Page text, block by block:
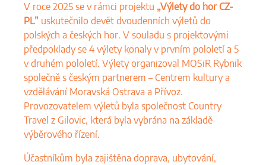
V roce 2025 se v rámci projektu „Výlety do hor CZ-
PL” uskutečnilo devět dvoudenních výletů do
polských a českých hor. V souladu s projektovými
předpoklady se 4 výlety konaly v prvním pololetí a 5
v druhém pololetí. Výlety organizoval MOSiR Rybnik
společně s českým partnerem – Centrem kultury a
vzdělávání Moravská Ostrava a Přívoz.
Provozovatelem výletů byla společnost Country
Travel z Gilovic, která byla vybrána na základě
výběrového řízení.
Účastníkům byla zajištěna doprava, ubytování,